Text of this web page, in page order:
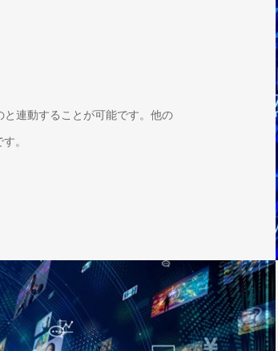
連動することが可能です。他の
。